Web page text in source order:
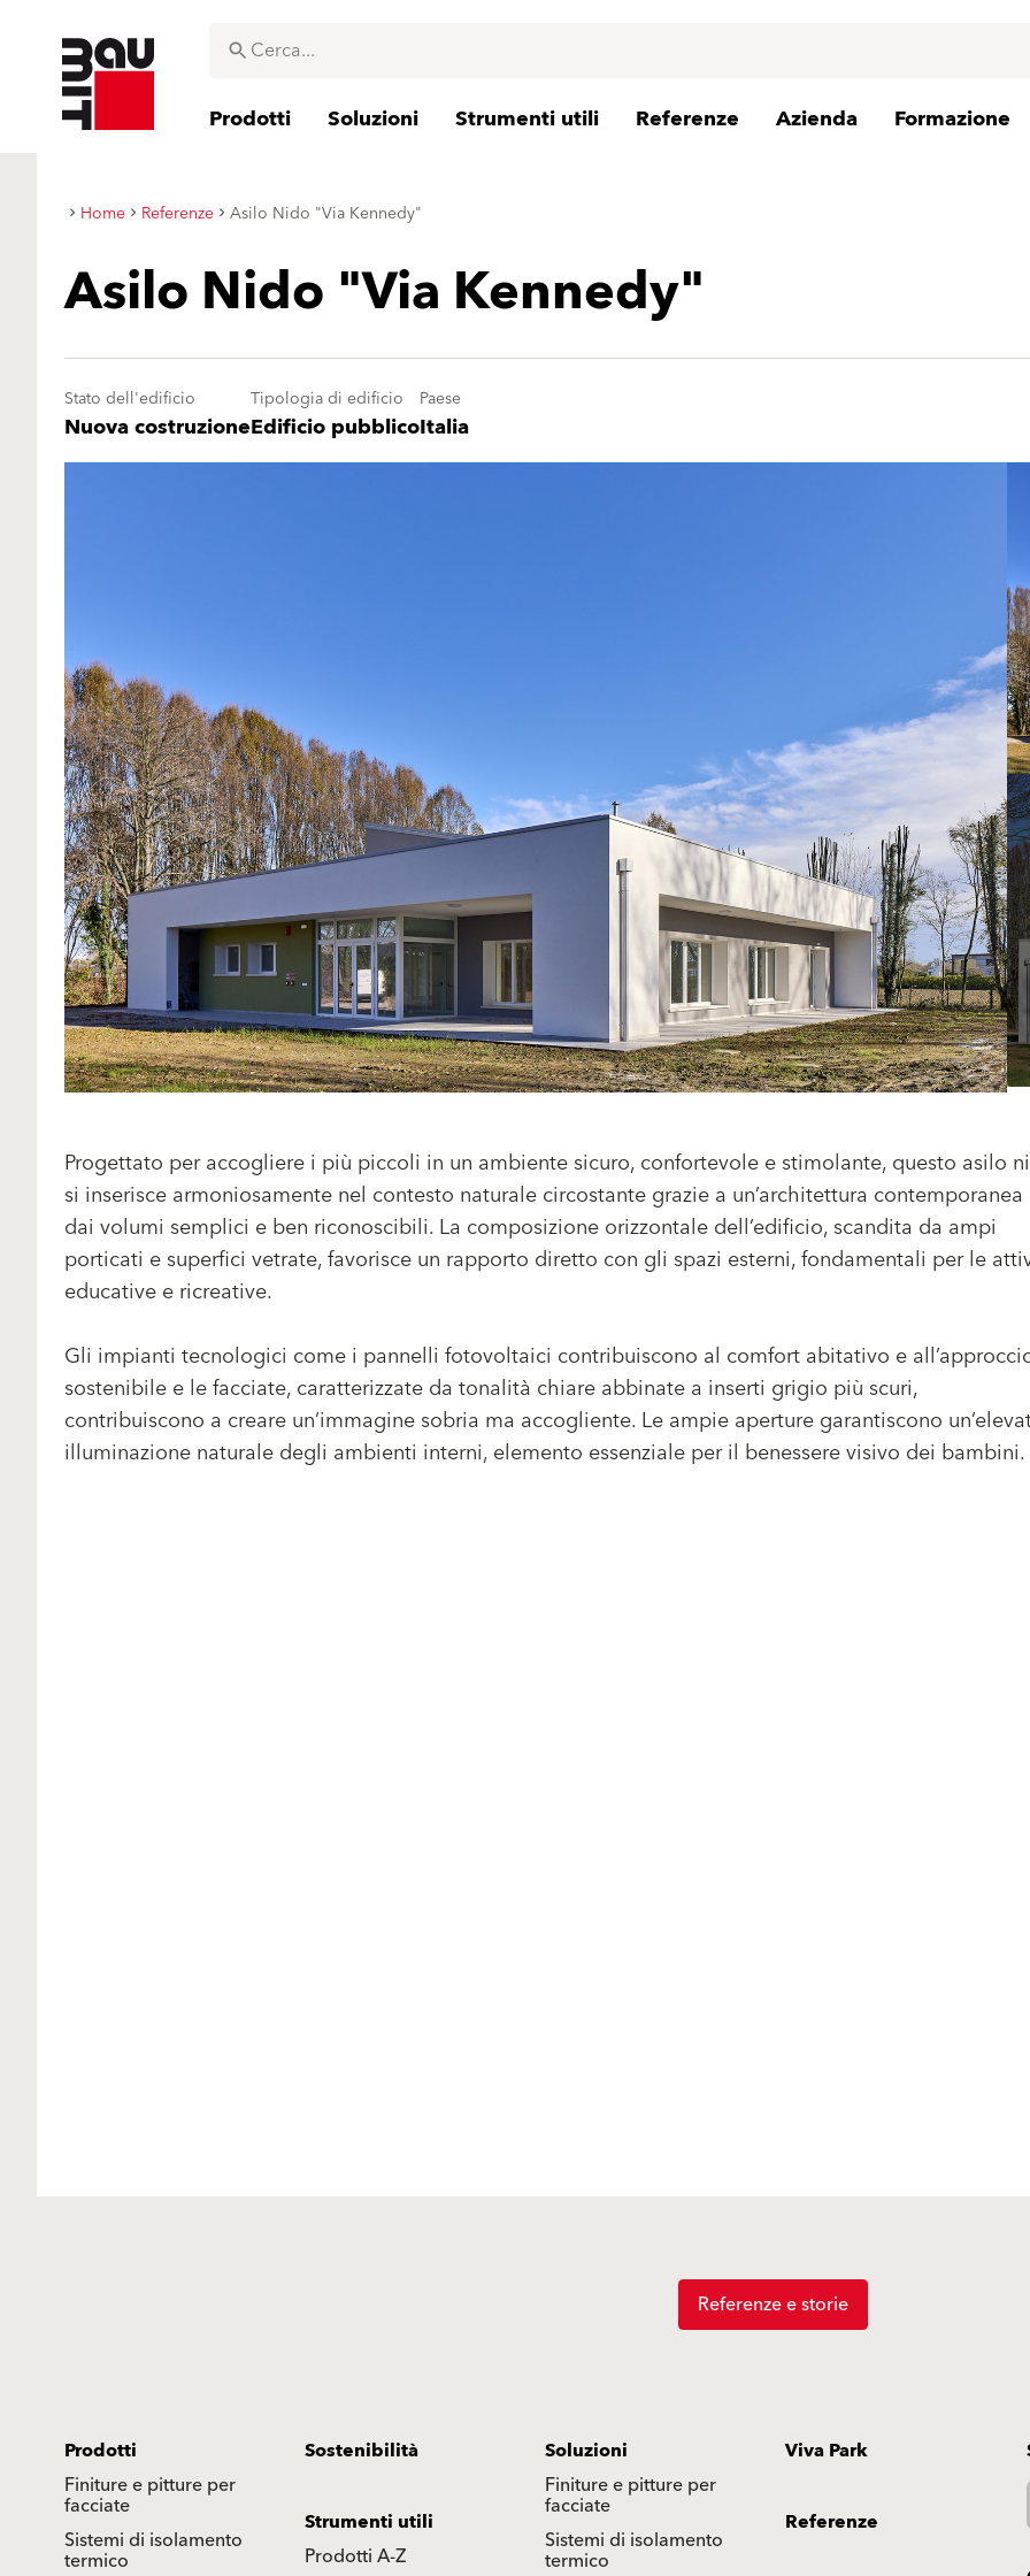
Prodotti Soluzioni Strumenti utili Referenze Azienda Formazione
Home Referenze Asilo Nido "Via Kennedy"
Asilo Nido "Via Kennedy"
Stato dell'edificio
Nuova costruzione
Tipologia di edificio
Edificio pubblico
Paese
Italia
Progettato per accogliere i più piccoli in un ambiente sicuro, confortevole e stimolante, questo asilo
si inserisce armoniosamente nel contesto naturale circostante grazie a un’architettura contemporanea
dai volumi semplici e ben riconoscibili. La composizione orizzontale dell’edificio, scandita da ampi
porticati e superfici vetrate, favorisce un rapporto diretto con gli spazi esterni, fondamentali per le
educative e ricreative.
Gli impianti tecnologici come i pannelli fotovoltaici contribuiscono al comfort abitativo e
sostenibile e le facciate, caratterizzate da tonalità chiare abbinate a inserti grigio più scuri,
contribuiscono a creare un’immagine sobria ma accogliente. Le ampie aperture garantiscono
illuminazione naturale degli ambienti interni, elemento essenziale per il benessere visivo dei bambini.
Referenze e storie
Prodotti
Finiture e pitture per
facciate
Sistemi di isolamento
termico
Sostenibilità
Soluzioni
Finiture e pitture per
facciate
Sistemi di isolamento
termico
Viva Park
Strumenti utili
Prodotti A-Z
Referenze